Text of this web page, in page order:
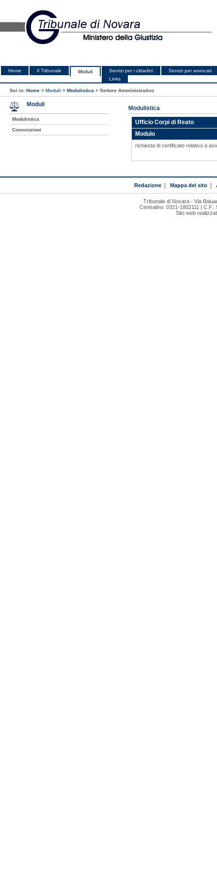
Home Il Tribunale Moduli Servizi per i cittadini
Servizi per avvocati
Links
Sei in: Home > Moduli > Modulistica > Settore Amministrativo
Modulistica
Ufficio Corpi di Reato
Modulo
richiesta di certificato relativo a
Moduli
Modulistica
Convenzioni
Redazione| Mappa del sito|
Tribunale di Novara - Via
Centralino: 0321-1802111 |
Sito web